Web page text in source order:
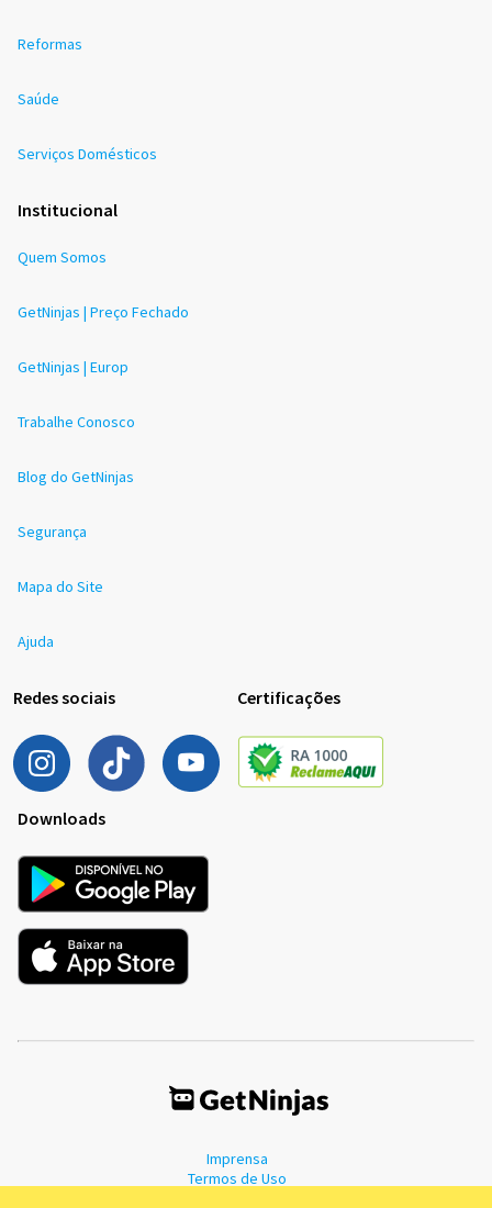
Reformas
Saúde
Serviços Domésticos
Institucional
Quem Somos
GetNinjas | Preço Fechado
GetNinjas | Europ
Trabalhe Conosco
Blog do GetNinjas
Segurança
Mapa do Site
Ajuda
Redes sociais Certificações
Downloads
Imprensa
Termos de Uso